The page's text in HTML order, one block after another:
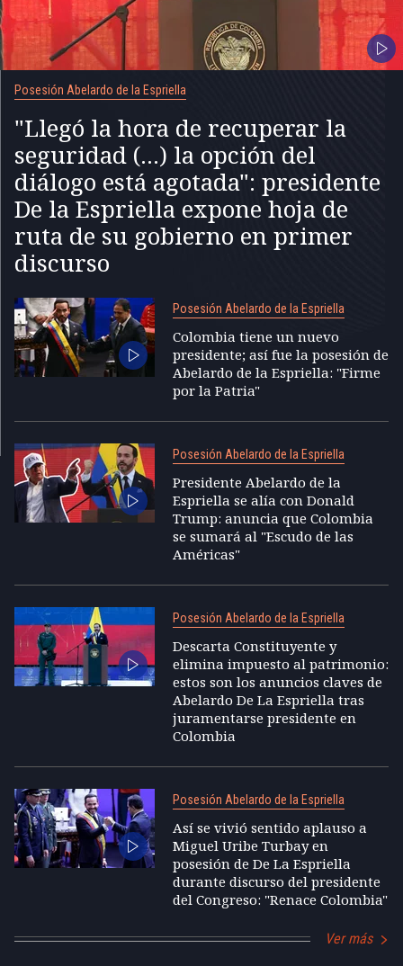
Posesión Abelardo de la Espriella
"Llegó la hora de recuperar la
seguridad (...) la opción del
diálogo está agotada": presidente
De la Espriella expone hoja de
ruta de su gobierno en primer
discurso
Posesión Abelardo de la Espriella
Colombia tiene un nuevo
presidente; así fue la posesión de
Abelardo de la Espriella: "Firme
por la Patria"
Posesión Abelardo de la Espriella
Presidente Abelardo de la
Espriella se alía con Donald
Trump: anuncia que Colombia
se sumará al "Escudo de las
Américas"
Posesión Abelardo de la Espriella
Descarta Constituyente y
elimina impuesto al patrimonio:
estos son los anuncios claves de
Abelardo De La Espriella tras
juramentarse presidente en
Colombia
Posesión Abelardo de la Espriella
Así se vivió sentido aplauso a
Miguel Uribe Turbay en
posesión de De La Espriella
durante discurso del presidente
del Congreso: "Renace Colombia"
Ver más